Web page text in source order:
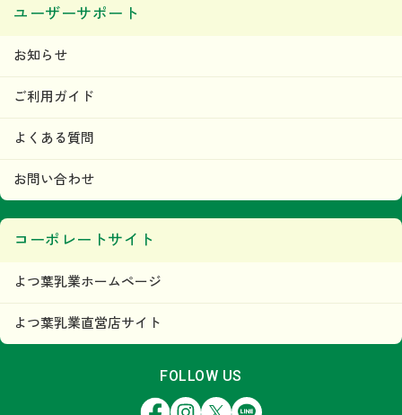
ユーザーサポート
お知らせ
ご利用ガイド
よくある質問
お問い合わせ
コーポレートサイト
よつ葉乳業ホームページ
よつ葉乳業直営店サイト
FOLLOW US
FacebookInstagram
X LINE